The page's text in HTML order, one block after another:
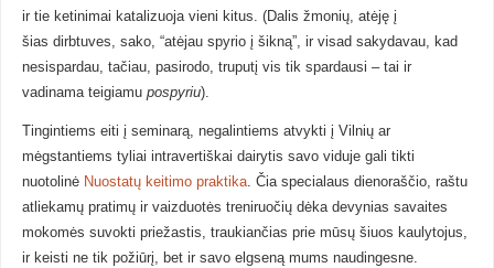
ir tie ketinimai katalizuoja vieni kitus. (Dalis žmonių, atėję į
šias dirbtuves, sako, “atėjau spyrio į šikną”, ir visad sakydavau, kad
nesispardau, tačiau, pasirodo, truputį vis tik spardausi – tai ir
vadinama teigiamu pospyriu).
Tingintiems eiti į seminarą, negalintiems atvykti į Vilnių ar
mėgstantiems tyliai intravertiškai dairytis savo viduje gali tikti
nuotolinė Nuostatų keitimo praktika. Čia specialaus dienoraščio, raštu
atliekamų pratimų ir vaizduotės treniruočių dėka devynias savaites
mokomės suvokti priežastis, traukiančias prie mūsų šiuos kaulytojus,
ir keisti ne tik požiūrį, bet ir savo elgseną mums naudingesne.